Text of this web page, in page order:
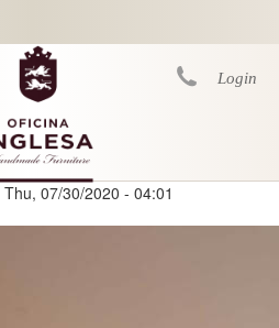
Login
Thu, 07/30/2020 - 04:01